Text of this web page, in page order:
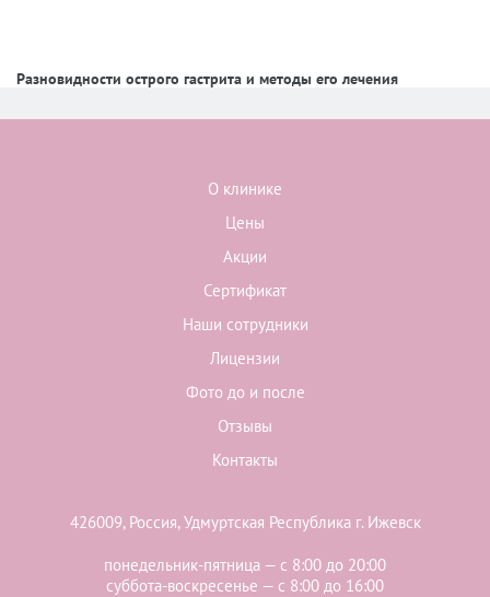
Разновидности острого гастрита и методы его лечения
О клинике
Цены
Акции
Сертификат
Наши сотрудники
Лицензии
Фото до и после
Отзывы
Контакты
426009, Россия, Удмуртская Республика г. Ижевск
понедельник-пятница — с 8:00 до 20:00
суббота-воскресенье — с 8:00 до 16:00